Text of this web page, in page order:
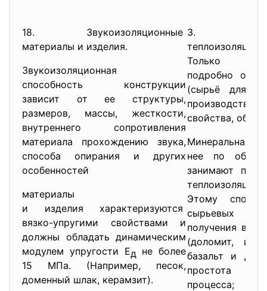
18. Звукоизоляционные
материалы и изделия.
Звукоизоляционная
способность конструкции
зависит от ее структуры,
размеров, массы, жесткости,
внутреннего сопротивления
материала прохождению звука,
способа опирания и других
особенностей
материалы
и изделия характеризуются
вязко-упругими свойствами и
должны обладать динамическим
модулем упругости Ед не более
15 МПа. (Например, песок,
доменный шлак, керамзит).
3.
Только
подробно о
(сырьё для
свойства,
Минеральная
нее по
занимают
Этому
сырьевых
получения в
(доломит,
базальт и
простота
процесса;